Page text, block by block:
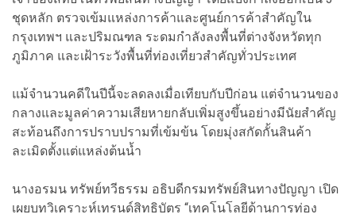
ชุดหลัก ตรวจเข้มแหล่งการค้าและศูนย์การค้าสำคัญใน
กรุงเทพฯ และปริมณฑล ระดมกำลังลงพื้นที่ต่างจังหวัดทุก
ภูมิภาค และเฝ้าระวังพื้นที่ท่องเที่ยวสำคัญทั่วประเทศ
แม้จำนวนคดีในปีนี้จะลดลงเมื่อเทียบกับปีก่อน แต่จำนวนของ
กลางและมูลค่าความเสียหายกลับเพิ่มสูงขึ้นอย่างมีนัยสำคัญ
สะท้อนถึงการปราบปรามที่เข้มข้น โดยมุ่งสกัดกั้นสินค้า
ละเมิดตั้งแต่แหล่งต้นน้ำ
นางอรมน ทรัพย์ทวีธรรม อธิบดีกรมทรัพย์สินทางปัญญา เปิด
เผยบทวิเคราะห์เทรนด์สิทธิบัตร “เทคโนโลยีด้านการท่อง